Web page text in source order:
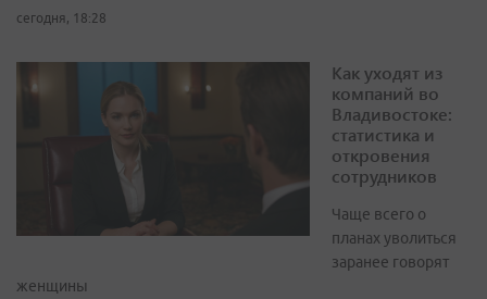
сегодня, 18:28
Как уходят из
компаний во
Владивостоке:
статистика и
откровения
сотрудников
Чаще всего о
планах уволиться
заранее говорят
женщины